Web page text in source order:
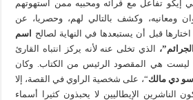
إيكو تفاعل مع قرائه ومحبيه ممن استهوتهم
ومعانيه، وكشف بالتالي لهم، وحصريا، عن
قبل أن يستبعدها في النهاية لصالح
اسم
الذي تخلى عنه لأنه يركز انتباه القارئ
ليست هي المقصود الرئيس من الكتاب. وكان
دي مالك“، على شخصية الراوي في القصة، إلا
الناشرين الإيطاليين لا يحبذون كثيرا أسماء